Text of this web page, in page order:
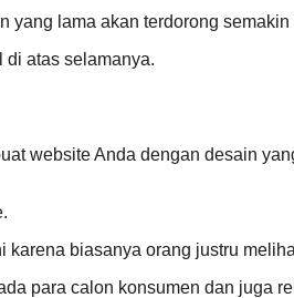
yang lama akan terdorong semakin
di atas selamanya.
website Anda dengan desain
biasanya orang justru
para calon konsumen dan juga